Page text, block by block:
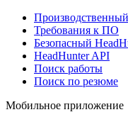
Требования к ПО
Безопасный
HeadHunter API
Поиск работы
Поиск по резюме
Мобильное приложение